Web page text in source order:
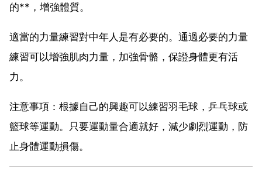
的**，增強體質。
適當的力量練習對中年人是有必要的。通過必要的力量
練習可以增強肌肉力量，加強骨骼，保證身體更有活
力。
注意事項：根據自己的興趣可以練習羽毛球，乒乓球或
籃球等運動。只要運動量合適就好，減少劇烈運動，防
止身體運動損傷。